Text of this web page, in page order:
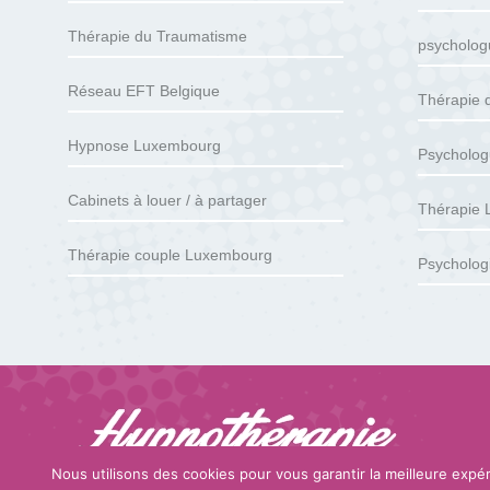
Thérapie du Traumatisme
Réseau EFT Belgique
Hypnose Luxembourg
Cabinets à louer / à partager
Thérapie couple Luxembourg
Thérapie
Thérapie
Nous utilisons des cookies pour vous garantir la meilleure